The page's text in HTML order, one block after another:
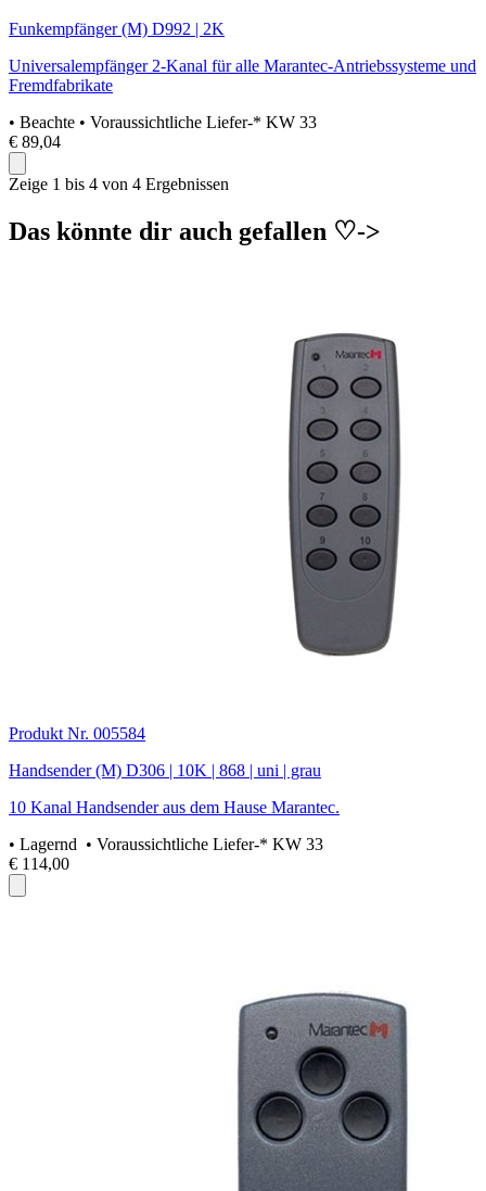
Funkempfänger (M) D992 | 2K
Universalempfänger 2-Kanal für alle Marantec-Antriebssysteme und
Fremdfabrikate
• Beachte • Voraussichtliche Liefer-* KW 33
€ 89,04
Zeige 1 bis 4 von 4 Ergebnissen
Das könnte dir auch gefallen ♡->
Produkt Nr. 005584
Handsender (M) D306 | 10K | 868 | uni | grau
10 Kanal Handsender aus dem Hause Marantec.
• Lagernd • Voraussichtliche Liefer-* KW 33
€ 114,00